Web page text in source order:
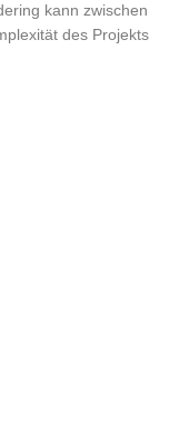
kann zwischen
des Projekts